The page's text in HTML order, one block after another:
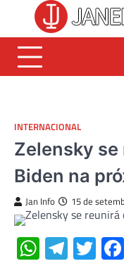
content
INTERNACIONAL
Zelensky se
Biden na
Jan Info 15 de